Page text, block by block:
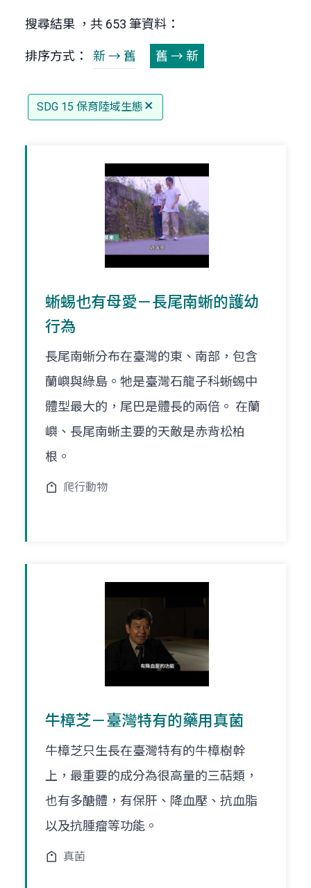
搜尋結果 ，共 653 筆資料：
排序方式： 新 → 舊 舊 → 新
SDG 15 保育陸域生態
蜥蜴也有母愛－長尾南蜥的護幼
行為
長尾南蜥分布在臺灣的東、南部，包含
蘭嶼與綠島。牠是臺灣石龍子科蜥蜴中
體型最大的，尾巴是體長的兩倍。 在蘭
嶼、長尾南蜥主要的天敵是赤背松柏
根。
爬行動物
牛樟芝－臺灣特有的藥用真菌
牛樟芝只生長在臺灣特有的牛樟樹幹
上，最重要的成分為很高量的三萜類，
也有多醣體，有保肝、降血壓、抗血脂
以及抗腫瘤等功能。
真菌